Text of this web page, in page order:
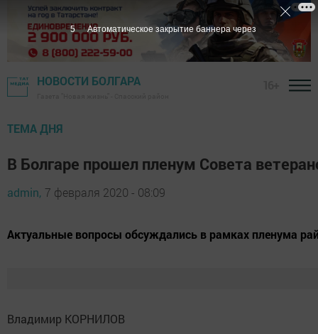
НОВОСТИ БОЛГАРА
ТЕМА ДНЯ
В Болгаре прошел пленум Совета
admin, 7 февраля 2020 - 08:09
Актуальные вопросы обсуждались в рамках пленума
Владимир КОРНИЛОВ
4 Автоматическое закрытие баннера через